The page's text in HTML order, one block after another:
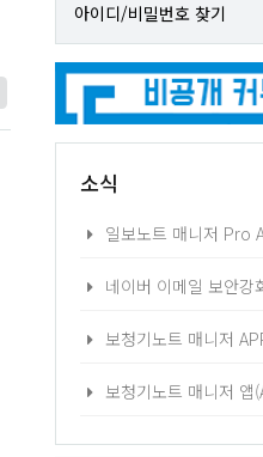
아이디/비밀번호 찾기
소식
일보노트 매니저 Pro
네이버 이메일 보안강화에 따른 [ 이메일 발
보청기노트 매니저
보청기노트 매니저 앱